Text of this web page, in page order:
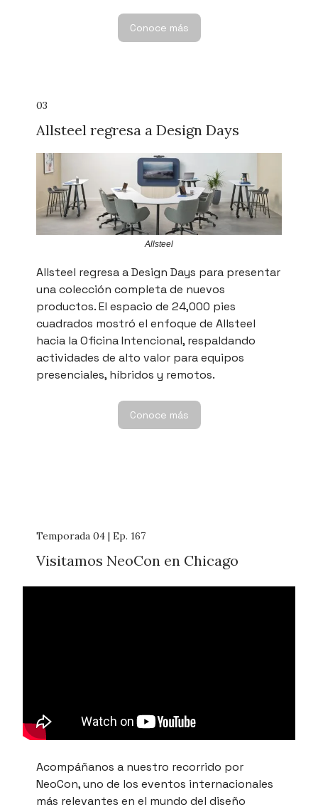
Conoce más
03
Allsteel regresa a Design Days
Allsteel
Allsteel regresa a Design Days para presentar
una colección completa de nuevos
productos. El espacio de 24,000 pies
cuadrados mostró el enfoque de Allsteel
hacia la Oficina Intencional, respaldando
actividades de alto valor para equipos
presenciales, híbridos y remotos.
Conoce más
Temporada 04 | Ep. 167
Visitamos NeoCon en Chicago
Acompáñanos a nuestro recorrido por
NeoCon, uno de los eventos internacionales
más relevantes en el mundo del diseño